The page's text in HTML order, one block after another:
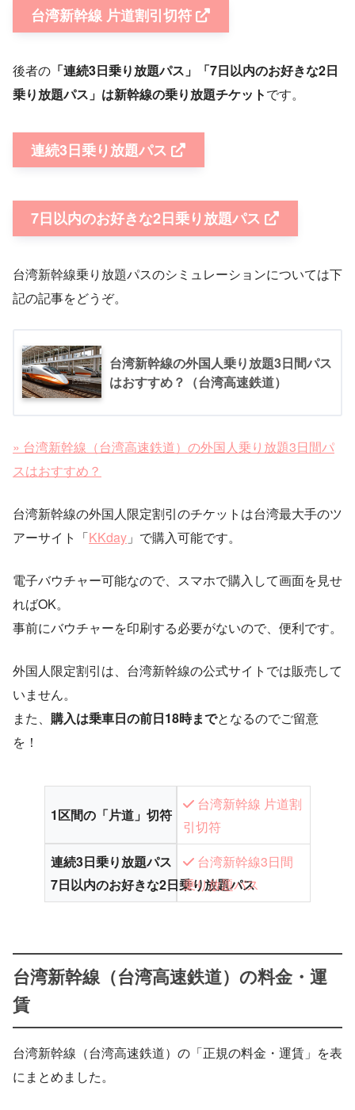
台湾新幹線 片道割引切符
後者の 「連続3日乗り放題パス」「7日以内のお好きな2日
乗り放題パス」は新幹線の乗り放題チケットです。
連続3日乗り放題パス
7日以内のお好きな2日乗り放題パス
台湾新幹線乗り放題パスのシミュレーションについては下
記の記事をどうぞ。
台湾新幹線の外国人乗り放題3日間パス
はおすすめ？（台湾高速鉄道）
» 台湾新幹線（台湾高速鉄道）の外国人乗り放題3日間パ
スはおすすめ？
台湾新幹線の外国人限定割引のチケットは台湾最大手のツ
アーサイト「KKday 」で購入可能です。
電子バウチャー可能なので、スマホで購入して画面を見せ
ればOK。
事前にバウチャーを印刷する必要がないので、便利です。
外国人限定割引は、台湾新幹線の公式サイトでは販売して
いません。
また、 購入は乗車日の前日18時までとなるのでご留意
を！
1区間の「片道」切符
台湾新幹線 片道割
引切符
連続3日乗り放題パス
7日以内のお好きな2日乗り放題パス
台湾新幹線3日間
乗り放題パス
台湾新幹線（台湾高速鉄道）の料金・運
賃
台湾新幹線（台湾高速鉄道）の「正規の料金・運賃」を表
にまとめました。